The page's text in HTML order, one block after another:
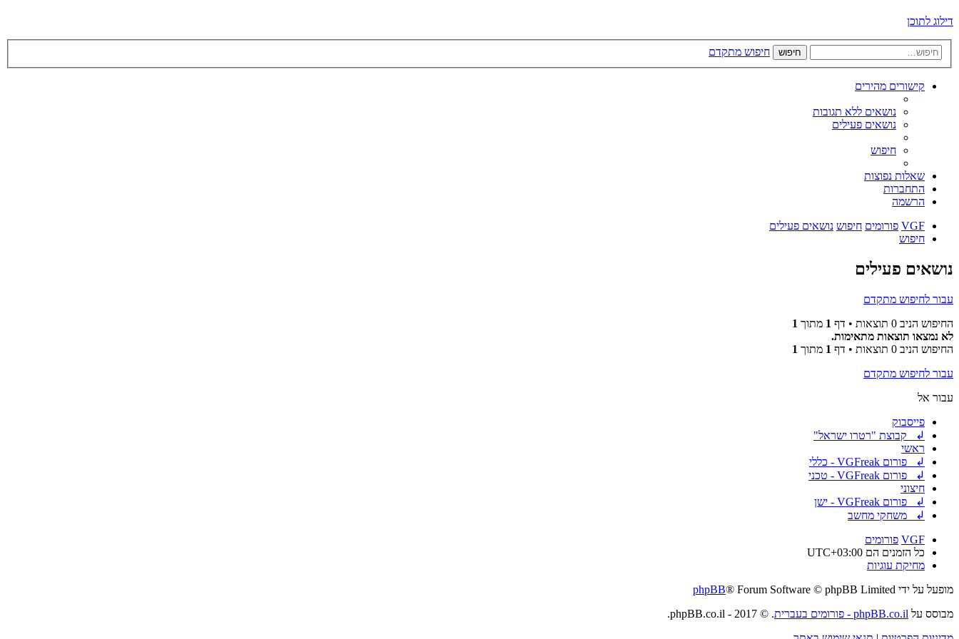
דילוג לתוכן
חיפוש חיפוש מתקדם
קישורים מהירים
נושאים ללא תגובות
נושאים פעילים
חיפוש
שאלות נפוצות
התחברות
הרשמה
VGF פורומים חיפוש נושאים פעילים
חיפוש
נושאים פעילים
עבור לחיפוש מתקדם
החיפוש הניב 0 תוצאות • דף
1 מתוך 1
לא נמצאו תוצאות מתאימות.
החיפוש הניב 0 תוצאות • דף
1 מתוך 1
עבור לחיפוש מתקדם
עבור אל
פייסבוק
↲ קבוצת "רטרו ישראל"
ראשי
↲ פורום VGFreak - כללי
↲ פורום VGFreak - טכני
חיצוני
↲ פורום VGFreak - ישן
↲ משחקי מחשב
VGF פורומים
כל הזמנים הם UTC+03:00
מחיקת עוגיות
מופעל על ידי
phpBB® Forum Software © phpBB Limited
מבוסס על phpBB.co.il - פורומים בעברית
. © 2017 - phpBB.co.il.